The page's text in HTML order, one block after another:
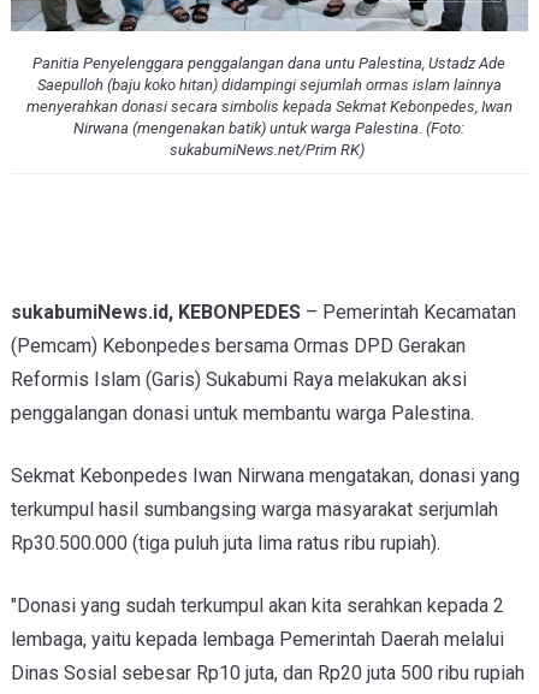
Panitia Penyelenggara penggalangan dana untu Palestina, Ustadz Ade
Saepulloh (baju koko hitan) didampingi sejumlah ormas islam lainnya
menyerahkan donasi secara simbolis kepada Sekmat Kebonpedes, Iwan
Nirwana (mengenakan batik) untuk warga Palestina. (Foto:
sukabumiNews.net/Prim RK)
sukabumiNews.id, KEBONPEDES– Pemerintah Kecamatan
(Pemcam) Kebonpedes bersama Ormas DPD Gerakan
Reformis Islam (Garis) Sukabumi Raya melakukan aksi
penggalangan donasi untuk membantu warga Palestina.
Sekmat Kebonpedes Iwan Nirwana mengatakan, donasi yang
terkumpul hasil sumbangsing warga masyarakat serjumlah
Rp30.500.000 (tiga puluh juta lima ratus ribu rupiah).
"Donasi yang sudah terkumpul akan kita serahkan kepada 2
lembaga, yaitu kepada lembaga Pemerintah Daerah melalui
Dinas Sosial sebesar Rp10 juta, dan Rp20 juta 500 ribu rupiah